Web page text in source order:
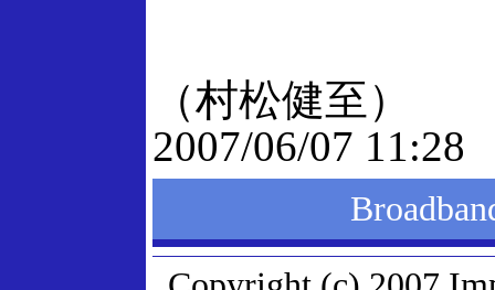
（村松健至）
2007/06/07 11:28